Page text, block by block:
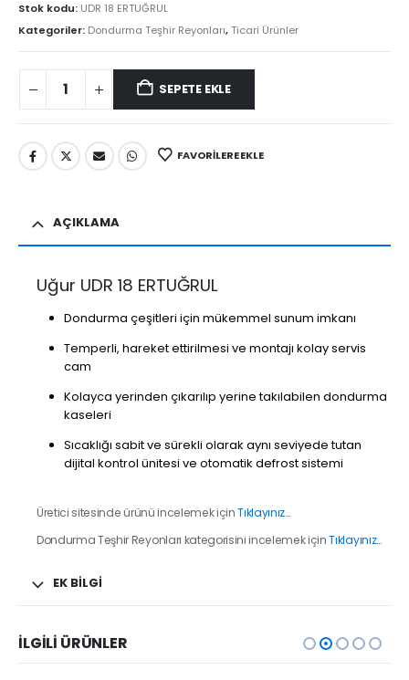
Stok kodu: UDR 18 ERTUĞRUL
Kategoriler: Dondurma Teşhir Reyonları,Ticari Ürünler
SEPETE EKLE
FAVORILERE EKLE
AÇIKLAMA
Uğur UDR 18 ERTUĞRUL
Dondurma çeşitleri için mükemmel sunum imkanı
Temperli, hareket ettirilmesi ve montajı kolay servis
cam
Kolayca yerinden çıkarılıp yerine takılabilen dondurma
kaseleri
Sıcaklığı sabit ve sürekli olarak aynı seviyede tutan
dijital kontrol ünitesi ve otomatik defrost sistemi
Üretici sitesinde ürünü incelemek içinTıklayınız…
Dondurma Teşhir Reyonları kategorisini incelemek içinTıklayınız…
EK BILGI
İLGILI ÜRÜNLER